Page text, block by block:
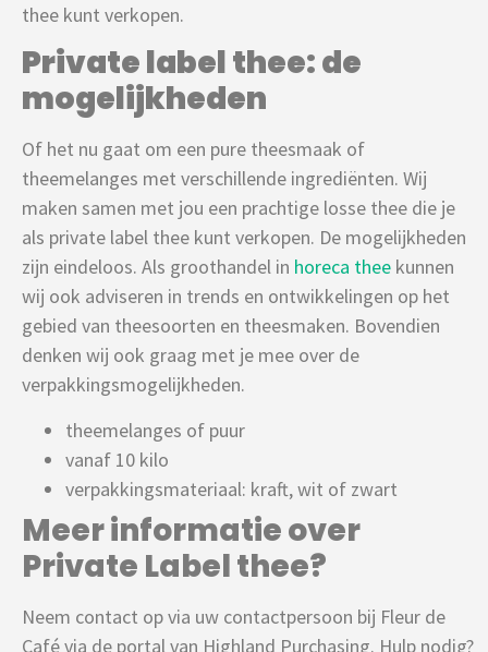
thee kunt verkopen.
Private label thee: de
mogelijkheden
Of het nu gaat om een pure theesmaak of
theemelanges met verschillende ingrediënten. Wij
maken samen met jou een prachtige losse thee die je
als private label thee kunt verkopen. De mogelijkheden
zijn eindeloos. Als groothandel in horeca thee kunnen
wij ook adviseren in trends en ontwikkelingen op het
gebied van theesoorten en theesmaken. Bovendien
denken wij ook graag met je mee over de
verpakkingsmogelijkheden.
theemelanges of puur
vanaf 10 kilo
verpakkingsmateriaal: kraft, wit of zwart
Meer informatie over
Private Label thee?
Neem contact op via uw contactpersoon bij Fleur de
Café via de portal van Highland Purchasing. Hulp nodig?